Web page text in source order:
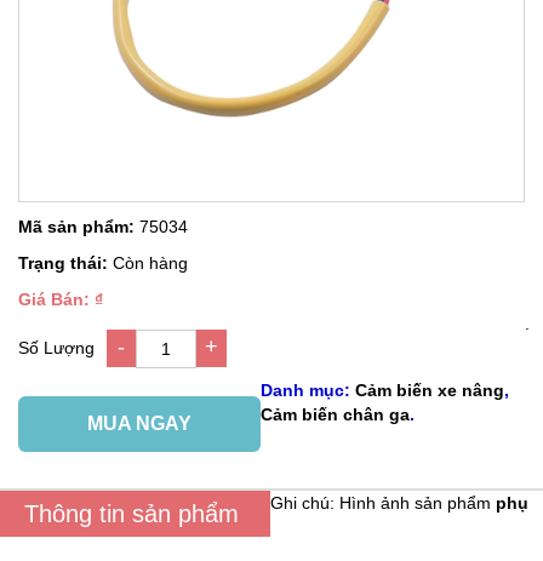
Mã sản phẩm: 75034
Trạng thái: Còn hàng
Giá Bán: ₫
Số Lượng - 1 +
MUA NGAY
Thông tin sản phẩm
.
Danh mục: Cảm biến xe nâng,
Cảm biến chân ga.
Ghi chú: Hình ảnh sản phẩm phụ